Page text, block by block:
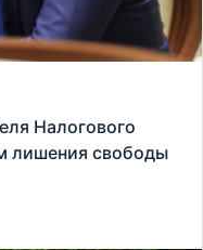
Налогового
лишения свободы